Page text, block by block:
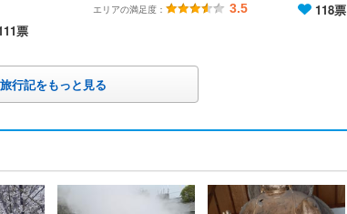
票
エリアの満足度： 3.5 118票
旅行記をもっと見る